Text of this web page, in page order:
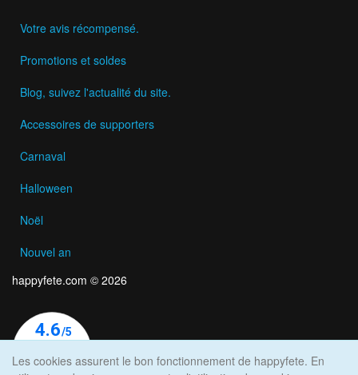
Votre avis récompensé.
Promotions et soldes
Blog, suivez l'actualité du site.
Accessoires de supporters
Carnaval
Halloween
Noël
Nouvel an
happyfete.com © 2026
Les cookies assurent le bon fonctionnement de happyfete. En